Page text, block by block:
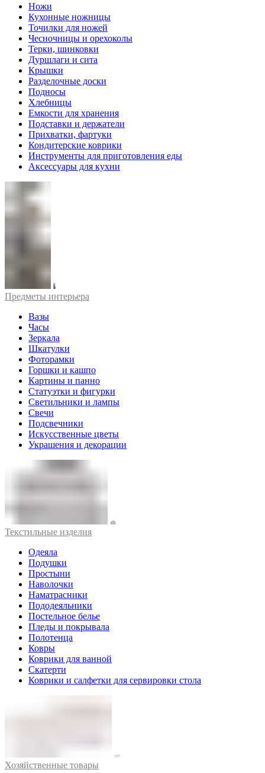
Ножи
Кухонные ножницы
Точилки для ножей
Чесночницы и орехоколы
Терки, шинковки
Дуршлаги и сита
Крышки
Разделочные доски
Подносы
Хлебницы
Емкости для хранения
Подставки и держатели
Прихватки, фартуки
Кондитерские коврики
Инструменты для приготовления еды
Аксессуары для кухни
Предметы интерьера
Вазы
Часы
Зеркала
Шкатулки
Фоторамки
Горшки и кашпо
Картины и панно
Статуэтки и фигурки
Светильники и лампы
Свечи
Подсвечники
Искусственные цветы
Украшения и декорации
Текстильные изделия
Одеяла
Подушки
Простыни
Наволочки
Наматрасники
Пододеяльники
Постельное белье
Пледы и покрывала
Полотенца
Ковры
Коврики для ванной
Скатерти
Коврики и салфетки для сервировки стола
Хозяйственные товары